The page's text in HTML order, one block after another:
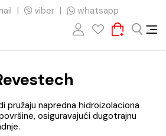
mail | viber | whatsapp
Revestech
pružaju napredna hidroizolaciona
površine, osiguravajući dugotrajnu